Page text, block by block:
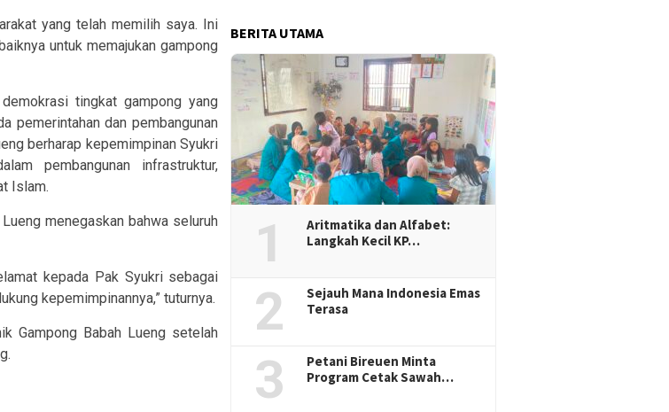
yang telah memilih saya. Ini
untuk memajukan gampong
tingkat gampong yang
pemerintahan dan pembangunan
berharap kepemimpinan Syukri
pembangunan infrastruktur,
Islam.
menegaskan bahwa seluruh
kepada Pak Syukri sebagai
kepemimpinannya,” tuturnya.
Gampong Babah Lueng setelah
BERITA UTAMA
1
Aritmatika dan Alfabet:
Langkah Kecil KP…
2
Sejauh Mana Indonesia Emas
Terasa
3
Petani Bireuen Minta
Program Cetak Sawah…